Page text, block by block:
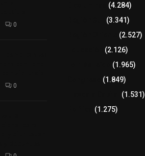
0
0
(4.284)
(3.341)
(2.527)
(2.126)
(1.965)
(1.849)
(1.531)
(1.275)